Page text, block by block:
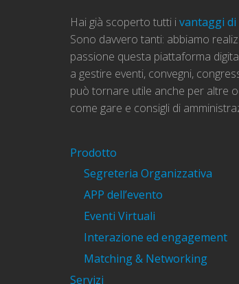
Hai già scoperto tutti ivantaggi
Sono davvero tanti: abbiamo
passione questa piattaforma
a gestire eventi, convegni,
può tornare utile anche per altre
come gare e consigli di
Prodotto
Segreteria Organizzativa
APP dell’evento
Eventi Virtuali
Interazione ed engagement
Matching & Networking
Servizi